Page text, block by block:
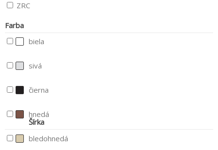
ZRC
Farba
biela
sivá
čierna
hnedá
bledohnedá
Šírka